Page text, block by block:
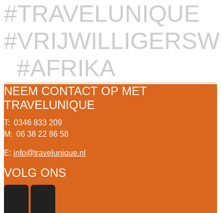
Deelname mogelijk: 2 - 12 weken
#TRAVELUNIQUE
#AFRIKA
NEEM CONTACT OP MET
TRAVELUNIQUE
T: 0346 833 209
M: 06 38 22 86 58
E: info@travelunique.nl
VOLG ONS